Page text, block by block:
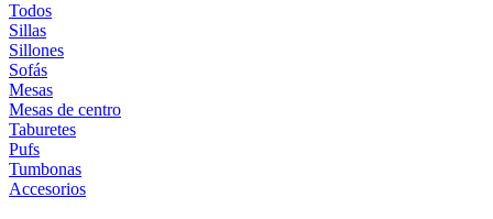
Todos
Sillas
Sillones
Sofás
Mesas
Mesas de centro
Taburetes
Pufs
Tumbonas
Accesorios